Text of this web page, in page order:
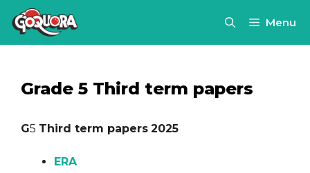
Menu
Grade 5 Third term papers
G5 Third term papers 2025
ERA